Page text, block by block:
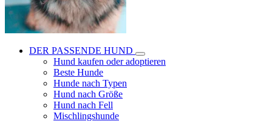
DER PASSENDE HUND
Hund kaufen oder adoptieren
Beste Hunde
Hunde nach Typen
Hund nach Größe
Hund nach Fell
Mischlingshunde